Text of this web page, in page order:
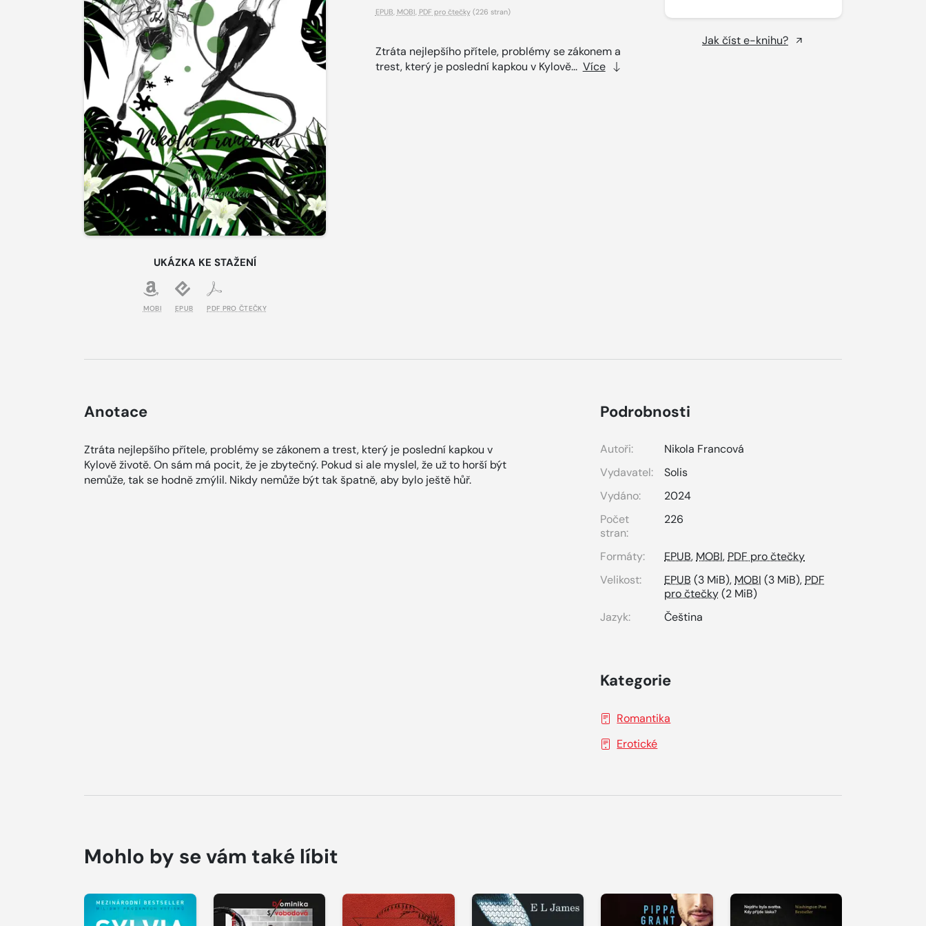
UKÁZKA KE STAŽENÍ
MOBI EPUB PDF PRO ČTEČKY
EPUB MOBI PDF pro čtečky(226 stran)
Ztráta nejlepšího přítele, problémy se zákonem a
trest, který je poslední kapkou v Kylově... Více
Jak číst e-knihu?
Anotace
Ztráta nejlepšího přítele, problémy se zákonem a trest, který je poslední kapkou v
Kylově životě. On sám má pocit, že je zbytečný. Pokud si ale myslel, že už to horší být
nemůže, tak se hodně zmýlil. Nikdy nemůže být tak špatně, aby bylo ještě hůř.
Podrobnosti
Autoři:
Nikola Francová
Vydavatel:
Solis
Vydáno:
2024
Počet
stran:
226
Formáty: EPUB, MOBI, PDF pro čtečky
Velikost:
EPUB (3 MiB), MOBI (3 MiB), PDF
pro čtečky(2 MiB)
Jazyk:
Čeština
Kategorie
Romantika
Erotické
Mohlo by se vám také líbit